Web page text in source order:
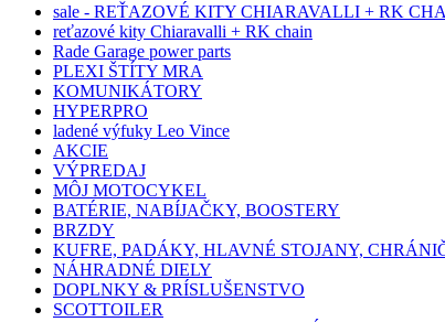
sale - REŤAZOVÉ KITY CHIARAVALLI + RK
reťazové kity Chiaravalli + RK chain
Rade Garage power parts
PLEXI ŠTÍTY MRA
KOMUNIKÁTORY
HYPERPRO
ladené výfuky Leo Vince
AKCIE
VÝPREDAJ
MÔJ MOTOCYKEL
BATÉRIE, NABÍJAČKY, BOOSTERY
BRZDY
KUFRE, PADÁKY, HLAVNÉ STOJANY,
NÁHRADNÉ DIELY
DOPLNKY & PRÍSLUŠENSTVO
SCOTTOILER